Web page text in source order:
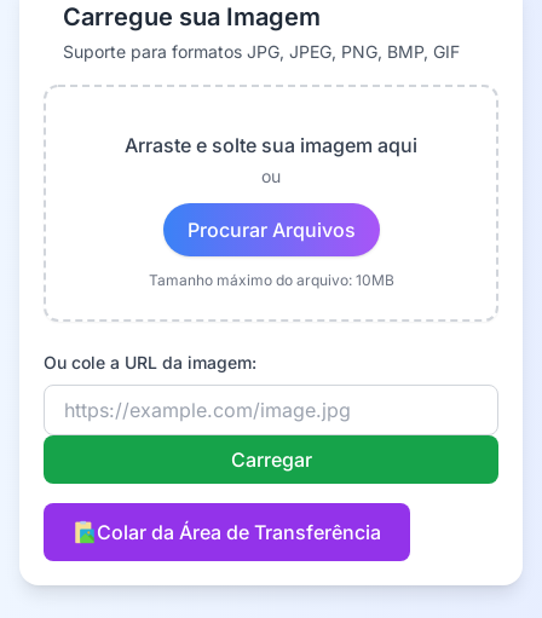
Carregue sua Imagem
Suporte para formatos JPG, JPEG, PNG, BMP, GIF
Arraste e solte sua imagem aqui
ou
Procurar Arquivos
Tamanho máximo do arquivo: 10MB
Ou cole a URL da imagem:
Carregar
Colar da Área de Transferência